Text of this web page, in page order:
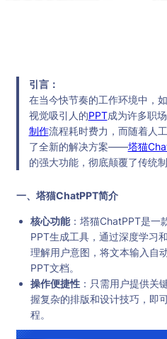
引言：
在当今快节奏的工作环境中，
视觉吸引人的PPT成为许多职
制作流程耗时费力，而随着人
了全新的解决方案——塔猫
的强大功能，彻底颠覆了传统制
一、塔猫ChatPPT简介
核心功能：塔猫ChatPPT是一
PPT生成工具，通过深度学习
理解用户意图，将文本输入自
PPT文档。
操作便捷性 ：只需用户提供关
握复杂的排版和设计技巧，即
程。